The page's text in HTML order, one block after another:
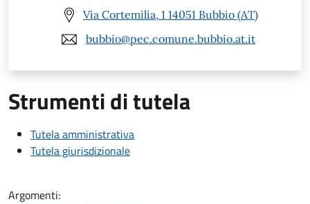
Via Cortemilia, 1 14051 Bubbio (AT)
bubbio@pec.comune.bubbio.at.it
Strumenti di tutela
Tutela amministrativa
Tutela giurisdizionale
Argomenti: